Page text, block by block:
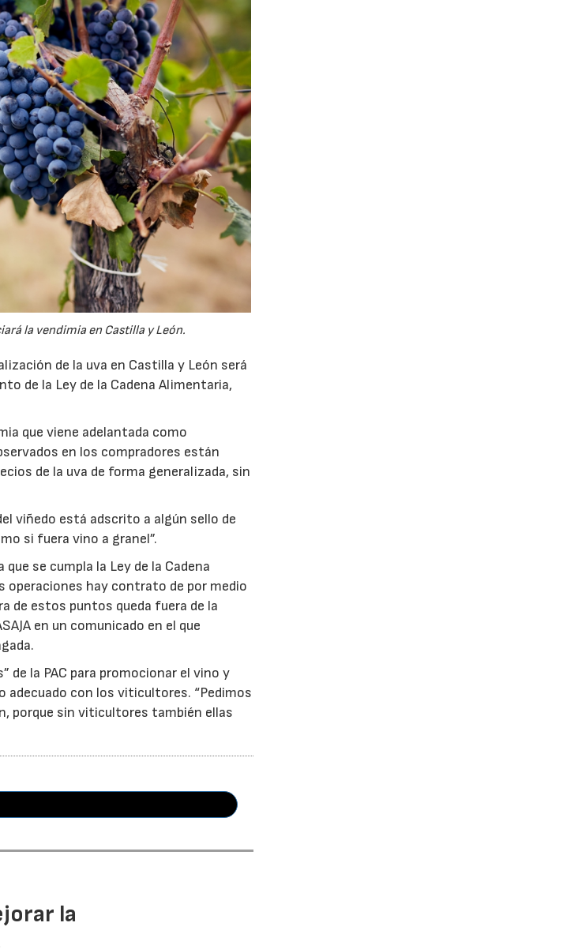
la vendimia en Castilla y León.
de la uva en Castilla y León será
de la Ley de la Cadena Alimentaria,
que viene adelantada como
en los compradores están
de la uva de forma generalizada, sin
viñedo está adscrito a algún sello de
si fuera vino a granel”.
se cumpla la Ley de la Cadena
operaciones hay contrato de por medio
de estos puntos queda fuera de la
en un comunicado en el que
de la PAC para promocionar el vino y
adecuado con los viticultores. “Pedimos
porque sin viticultores también ellas
la